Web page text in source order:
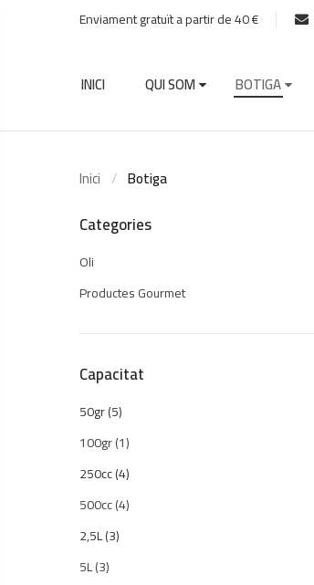
Enviament gratuït a partir de 40 €
INICI QUI SOM BOTIGA
Inici Botiga
Categories
Oli
Productes Gourmet
Capacitat
50gr(5)
100gr(1)
250cc(4)
500cc(4)
2,5L(3)
5L(3)